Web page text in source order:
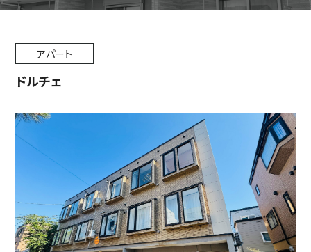
アパート
ドルチェ